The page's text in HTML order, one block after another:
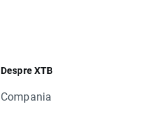
Despre XTB
Compania